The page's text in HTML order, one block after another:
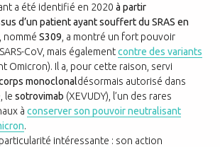
a été identifié en 2020 à partir
d’un patient ayant souffert du SRAS en
nommé S309 , a montré un fort pouvoir
CoV, mais égalementcontre des variants
Omicron). Il a, pour cette raison, servi
monoclonaldésormais autorisé dans
le sotrovimab (XEVUDY), l’un des rares
à conserver son pouvoir neutralisant
.
intéressante : son action